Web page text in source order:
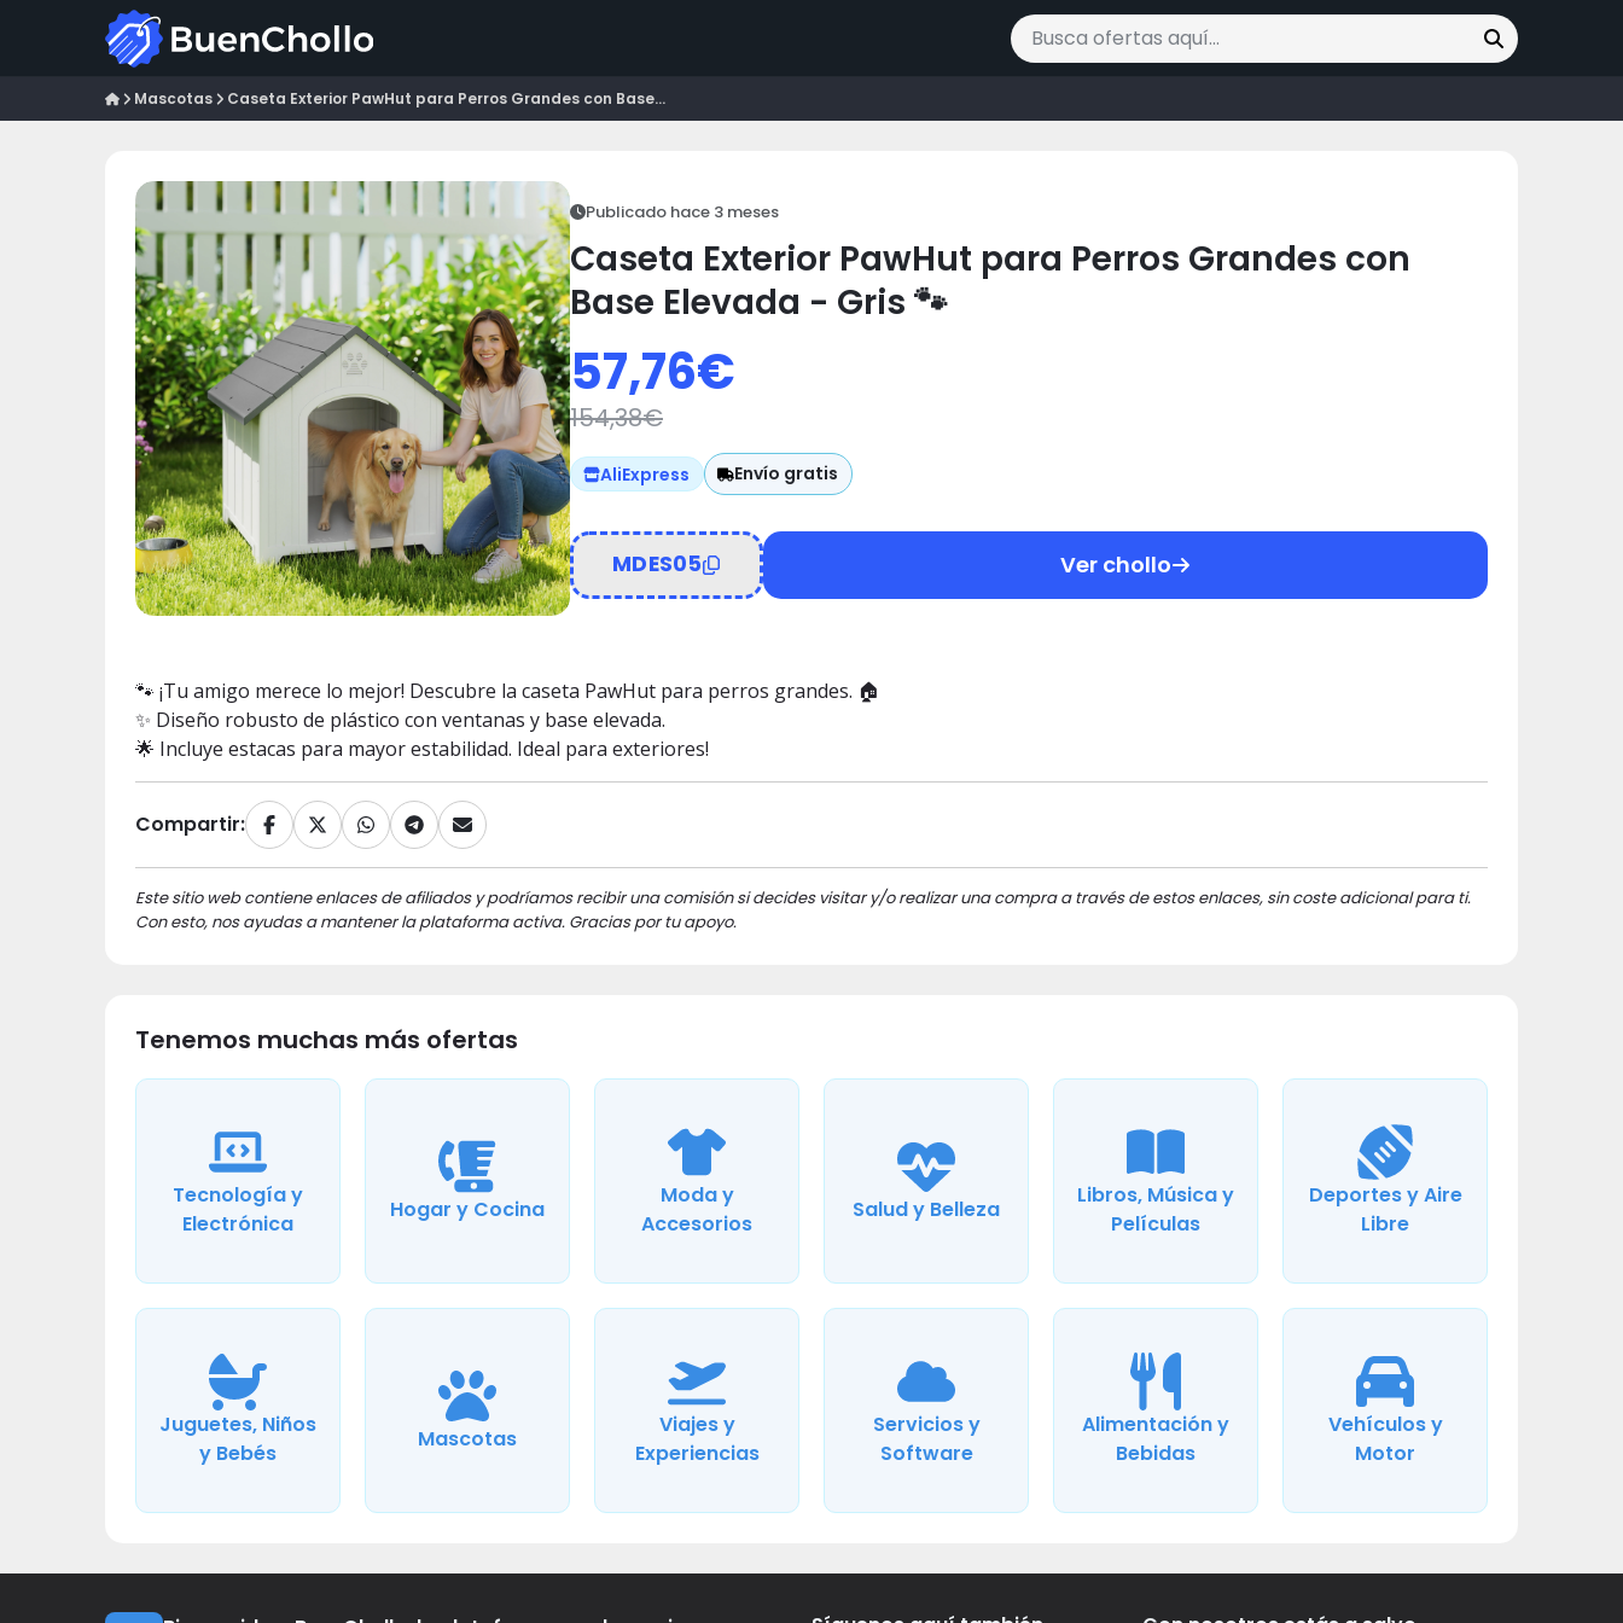
Buscar ofertas
Mascotas Caseta Exterior PawHut para Perros Grandes con Base...
Publicado hace 3 meses
Caseta Exterior PawHut para Perros Grandes con
Base Elevada - Gris 🐾
57,76€
154,38€
AliExpress Envío gratis
MDES05 Ver chollo
🐾 ¡Tu amigo merece lo mejor! Descubre la caseta PawHut para perros grandes. 🏠
✨ Diseño robusto de plástico con ventanas y base elevada.
🌟 Incluye estacas para mayor estabilidad. Ideal para exteriores!
Compartir:
Este sitio web contiene enlaces de afiliados y podríamos recibir una comisión si decides visitar y/o realizar una compra a través de estos enlaces, sin coste adicional para ti.
Con esto, nos ayudas a mantener la plataforma activa. Gracias por tu apoyo.
Tenemos muchas más ofertas
Tecnología y
Electrónica
Hogar y Cocina
Moda y
Accesorios
Salud y Belleza
Libros, Música y
Películas
Deportes y Aire
Libre
Juguetes, Niños
y Bebés
Mascotas
Viajes y
Experiencias
Servicios y
Software
Alimentación y
Bebidas
Vehículos y
Motor